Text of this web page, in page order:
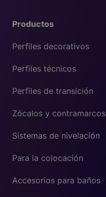
Productos
Perfiles decorativos
Perfiles técnicos
Perfiles de transición
Zócalos y contramarcos
Sistemas de nivelación
Para la colocación
Accesorios para baños